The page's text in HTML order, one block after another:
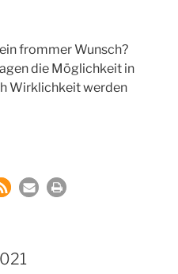
frommer Wunsch?
die Möglichkeit in
Wirklichkeit werden